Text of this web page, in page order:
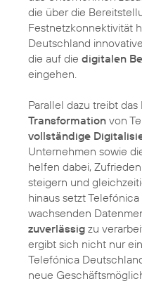
die über die
Festnetzkonnektivität
Deutschland
die auf die digitalen
eingehen.
Parallel dazu treibt
Transformation von
vollständige
Unternehmen sowie
helfen dabei,
steigern und
hinaus setzt
wachsenden
zuverlässig zu
ergibt sich nicht nur
Telefónica
neue